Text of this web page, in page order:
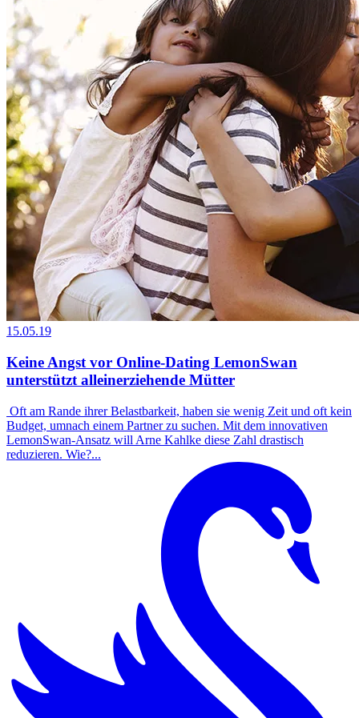
15.05.19
Keine Angst vor Online-Dating LemonSwan
unterstützt alleinerziehende Mütter
Oft am Rande ihrer Belastbarkeit, haben sie wenig Zeit und oft kein
Budget, umnach einem Partner zu suchen. Mit dem innovativen
LemonSwan-Ansatz will Arne Kahlke diese Zahl drastisch
reduzieren. Wie?...